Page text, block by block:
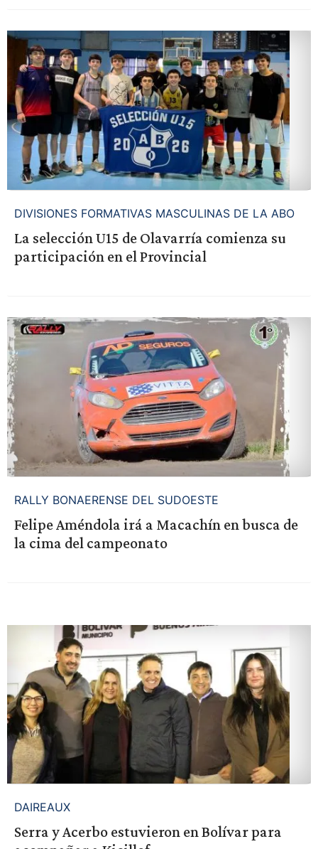
DIVISIONES FORMATIVAS MASCULINAS DE LA ABO
La selección U15 de Olavarría comienza su
participación en el Provincial
RALLY BONAERENSE DEL SUDOESTE
Felipe Améndola irá a Macachín en busca de
la cima del campeonato
DAIREAUX
Serra y Acerbo estuvieron en Bolívar para